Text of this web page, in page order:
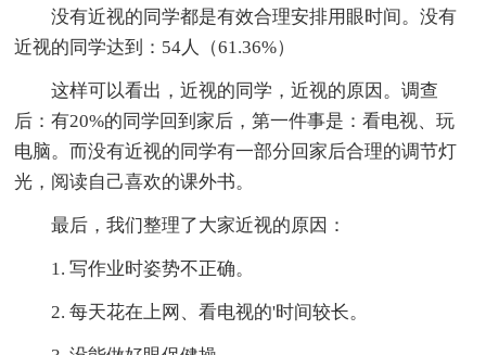
没有近视的同学都是有效合理安排用眼时间。没有
近视的同学达到：54人（61.36%）
这样可以看出，近视的同学，近视的原因。调查
后：有20%的同学回到家后，第一件事是：看电视、玩
电脑。而没有近视的同学有一部分回家后合理的调节灯
光，阅读自己喜欢的课外书。
最后，我们整理了大家近视的原因：
1. 写作业时姿势不正确。
2. 每天花在上网、看电视的'时间较长。